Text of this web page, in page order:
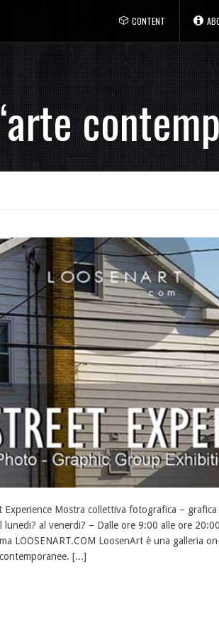
CONTENT
Experience Mostra collettiva fotografica –
lunedi? al venerdi? – Dalle ore 9:00 alle ore
LOOSENART.COM LoosenArt è una galleria
[...]